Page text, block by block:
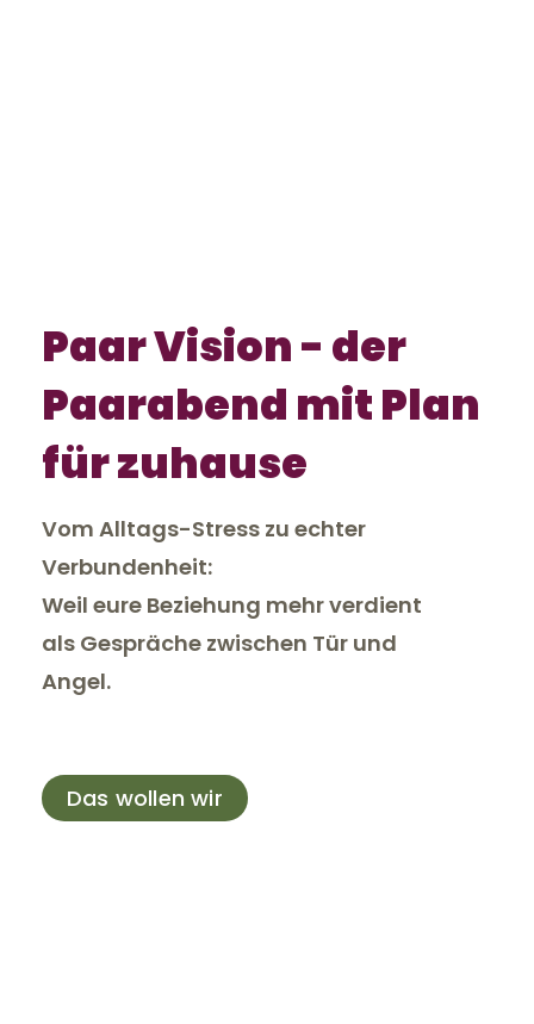
Paar Vision - der
Paarabend mit Plan
für zuhause
Vom Alltags-Stress zu echter
Verbundenheit:
Weil eure Beziehung mehr verdient
als Gespräche zwischen Tür und
Angel.
Das wollen wir